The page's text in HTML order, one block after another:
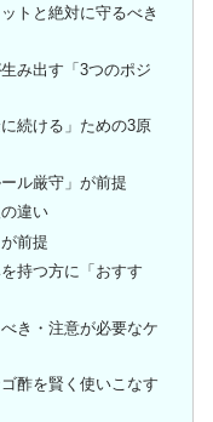
トと絶対に守るべき
み出す「3つのポジ
続ける」ための3原
ル厳守」が前提
違い
前提
持つ方に「おすす
き・注意が必要なケ
酢を賢く使いこなす